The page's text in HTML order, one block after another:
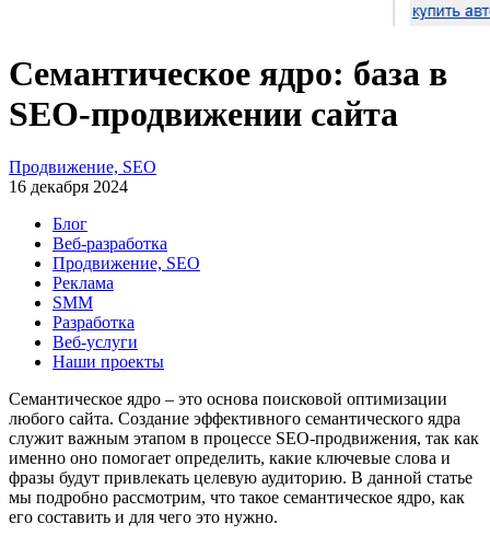
Семантическое ядро: база в
SEO-продвижении сайта
Продвижение, SEO
16 декабря 2024
Блог
Веб-разработка
Продвижение, SEO
Реклама
SMM
Разработка
Веб-услуги
Наши проекты
Семантическое ядро – это основа поисковой оптимизации
любого сайта. Создание эффективного семантического ядра
служит важным этапом в процессе SEO-продвижения, так как
именно оно помогает определить, какие ключевые слова и
фразы будут привлекать целевую аудиторию. В данной статье
мы подробно рассмотрим, что такое семантическое ядро, как
его составить и для чего это нужно.​